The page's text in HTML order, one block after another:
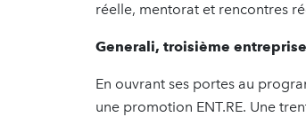
réelle, mentorat et rencontres
Generali, troisième
En ouvrant ses portes au
une promotion ENT.RE. Une